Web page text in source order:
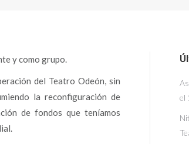
y como grupo.
del Teatro Odeón, sin
la reconfiguración de
de fondos que teníamos
el